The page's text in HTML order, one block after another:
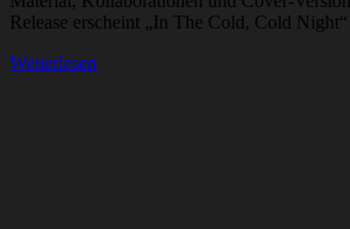
Release erscheint „In The Cold, Cold
Weiterlesen